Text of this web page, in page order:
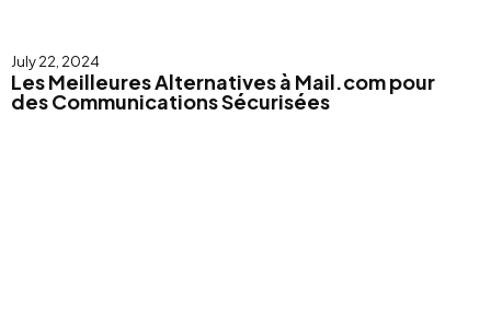
July 22, 2024
Les Meilleures Alternatives à Mail.com pour
des Communications Sécurisées